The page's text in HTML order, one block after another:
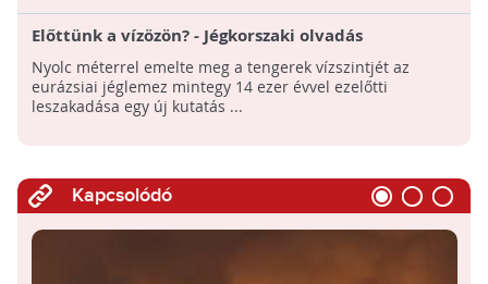
Előttünk a vízözön? - Jégkorszaki olvadás
figyelmeztet minket a tengerszint várható
emelkedésére
Nyolc méterrel emelte meg a tengerek vízszintjét az
eurázsiai jéglemez mintegy 14 ezer évvel ezelőtti
leszakadása egy új kutatás ...
Kapcsolódó